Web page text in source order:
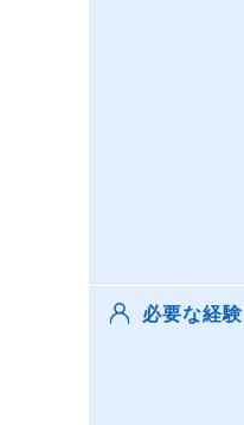
必要な経験